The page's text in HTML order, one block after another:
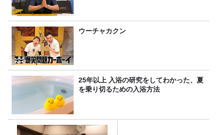
ウーチャカクン
25年以上 入浴の研究をしてわかった、夏
を乗り切るための入浴方法